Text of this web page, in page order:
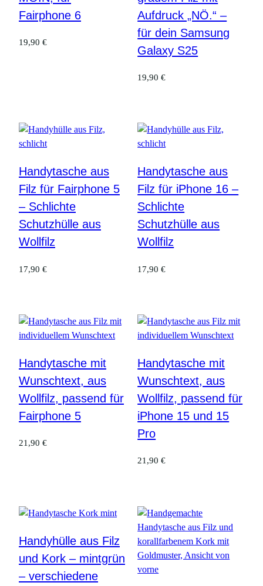
Fairphone 6
19,90 €
Aufdruck „NÖ.“ –
für dein Samsung
Galaxy S25
19,90€
Handytasche aus
Filz für Fairphone 5
– Schlichte
Schutzhülle aus
Wollfilz
17,90 €
Handytasche aus
Filz für iPhone 16 –
Schlichte
Schutzhülle aus
Wollfilz
17,90€
Handytasche mit
Wunschtext, aus
Wollfilz, passend für
Fairphone 5
21,90 €
Handytasche mit
Wunschtext, aus
Wollfilz, passend für
iPhone 15 und 15
Pro
21,90€
Handyhülle aus Filz
und Kork – mintgrün
– verschiedene